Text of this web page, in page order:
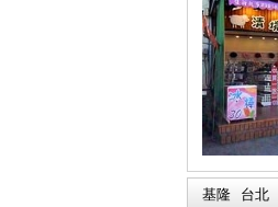
基隆 台北